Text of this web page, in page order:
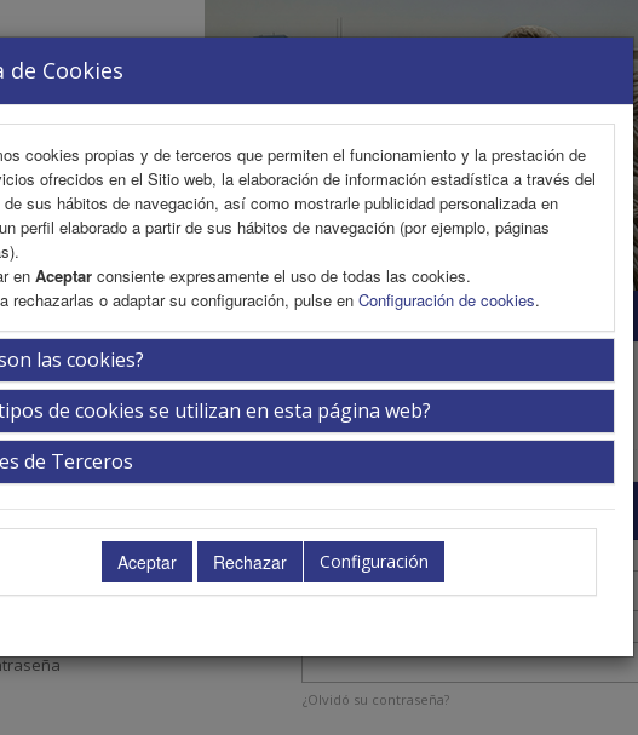
de Cookies
cookies propias y de terceros que permiten el funcionamiento y la prestación de
ofrecidos en el Sitio web, la elaboración de información estadística a través del
sus hábitos de navegación, así como mostrarle publicidad personalizada en
perfil elaborado a partir de sus hábitos de navegación (por ejemplo, páginas
en Aceptar consiente expresamente el uso de todas las cookies.
rechazarlas o adaptar su configuración, pulse en Configuración de cookies.
las cookies?
de cookies se utilizan en esta página web?
de Terceros
Configuración
INSCRIPCIÓN EXP. COMERCIAL
Sesión
su usuario y contraseña
¿Olvidó su contraseña?